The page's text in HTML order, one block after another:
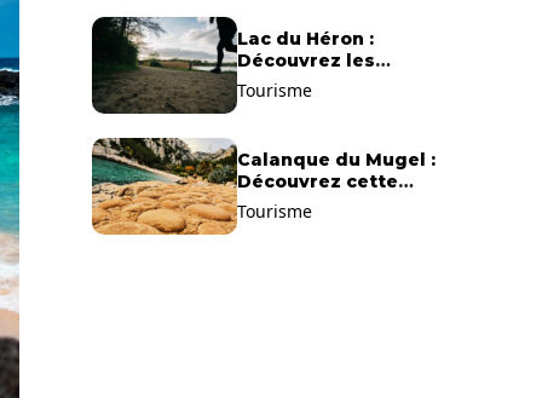
Lac du Héron :
Découvrez les
meilleurs sentiers de
Tourisme
Calanque du Mugel :
Découvrez cette
plage paradisiaque à
Tourisme